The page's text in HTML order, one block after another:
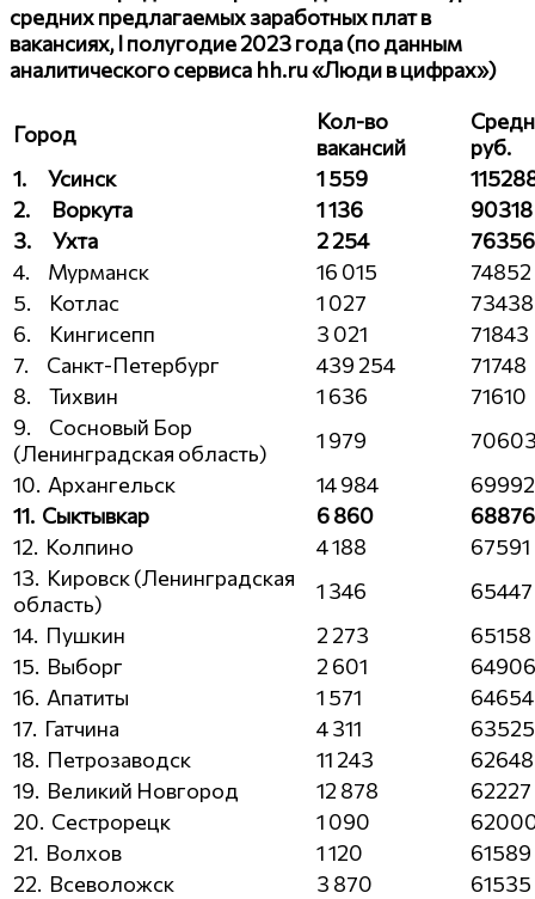
средних предлагаемых заработных плат в
вакансиях,Iполугодие 2023 года (по данным
аналитического сервиса hh.ru«Люди в цифрах»)
Город
Кол-во
вакансий
руб.
1. Усинск 1 559
2. Воркута 1 136
90318
3. Ухта 2 254
76356
4. Мурманск
16 015
74852
5. Котлас
1 027
73438
6. Кингисепп
3 021
71843
7. Санкт-Петербург
439 254
71748
8. Тихвин
1 636
71610
9. Сосновый Бор
(Ленинградская область)
1 979
10. Архангельск
14 984
69992
11. Сыктывкар 6 860
68876
12. Колпино
4 188
67591
13. Кировск (Ленинградская
область)
1 346
65447
14. Пушкин
2 273
65158
15. Выборг
2 601
64906
16. Апатиты
1 571
64654
17. Гатчина
4 311
63525
18. Петрозаводск
11 243
62648
19. Великий Новгород
12 878
62227
20. Сестрорецк
1 090
21. Волхов
1 120
61589
22. Всеволожск
3 870
61535